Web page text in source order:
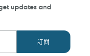
updates and